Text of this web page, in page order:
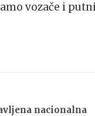
vozače i
nacionalna